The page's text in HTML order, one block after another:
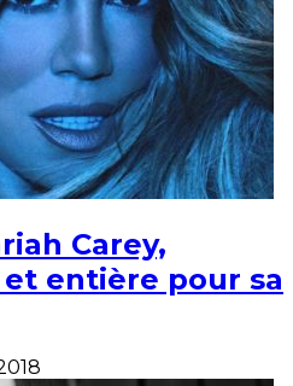
Carey,
entière pour sa